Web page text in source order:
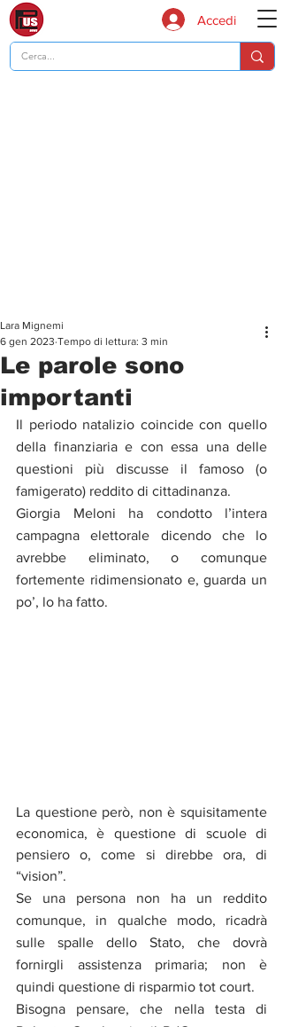
Accedi
Le parole sono
importanti
Lara Mignemi
6 gen 2023 Tempo di lettura: 3 min
Il periodo natalizio coincide con quello
della finanziaria e con essa una delle
questioni più discusse il famoso (o
famigerato) reddito di cittadinanza.
Giorgia Meloni ha condotto l’intera
campagna elettorale dicendo che lo
avrebbe eliminato, o comunque
fortemente ridimensionato e, guarda un
po’, lo ha fatto.
La questione però, non è squisitamente
economica, è questione di scuole di
pensiero o, come si direbbe ora, di
“vision”.
Se una persona non ha un reddito
comunque, in qualche modo, ricadrà
sulle spalle dello Stato, che dovrà
fornirgli assistenza primaria; non è
quindi questione di risparmio tot court.
Bisogna pensare, che nella testa di